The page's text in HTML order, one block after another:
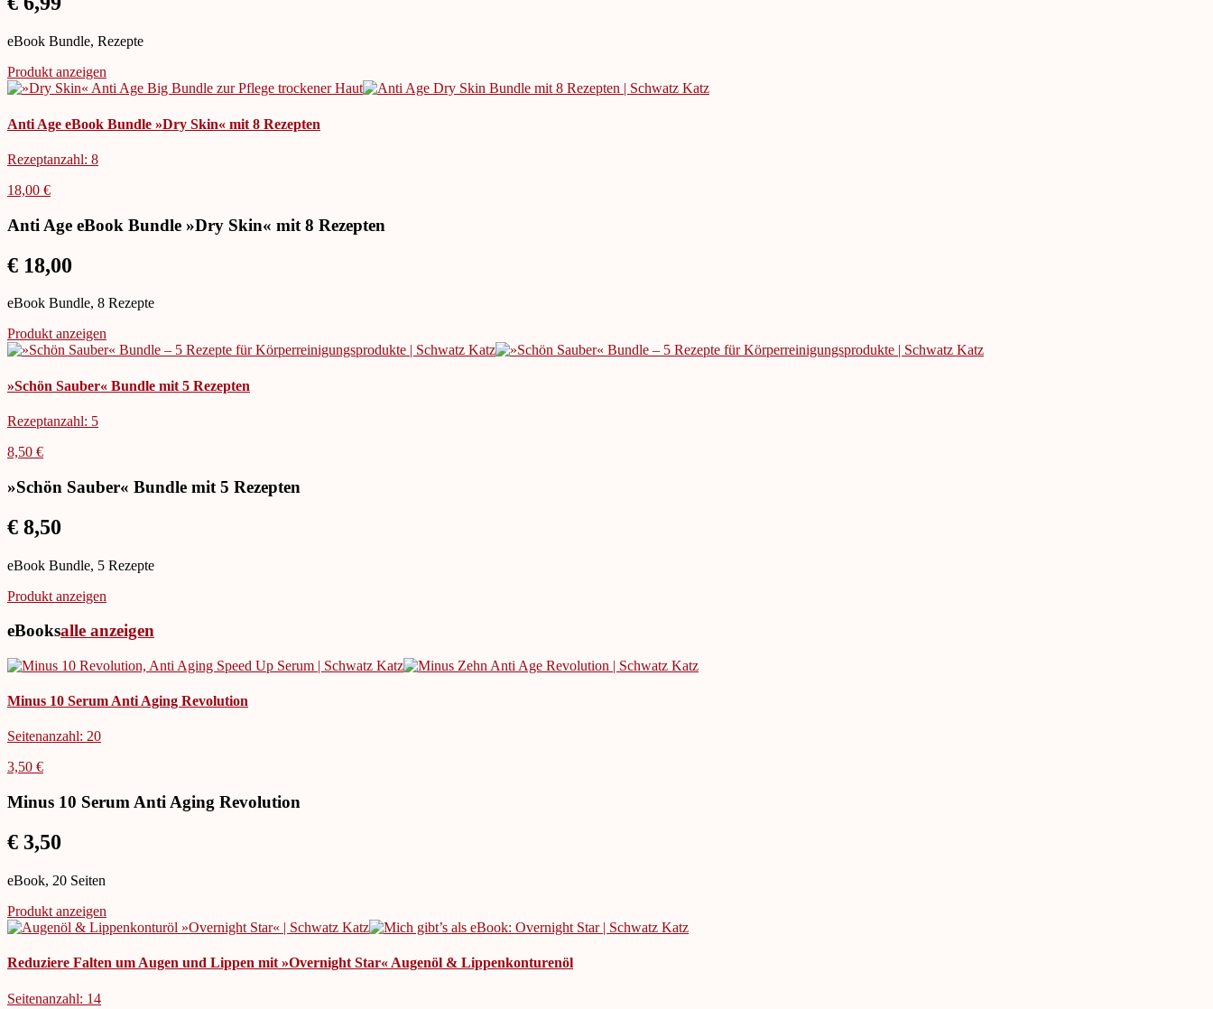
eBook Bundle, Rezepte
Produkt anzeigen
Anti Age eBook Bundle »Dry Skin« mit 8 Rezepten
Rezeptanzahl: 8
18,00 €
Anti Age eBook Bundle »Dry Skin« mit 8 Rezepten
€ 18,00
eBook Bundle, 8 Rezepte
Produkt anzeigen
»Schön Sauber« Bundle mit 5 Rezepten
Rezeptanzahl: 5
8,50 €
»Schön Sauber« Bundle mit 5 Rezepten
€ 8,50
eBook Bundle, 5 Rezepte
Produkt anzeigen
eBooksalle anzeigen
Minus 10 Serum Anti Aging Revolution
Seitenanzahl: 20
3,50 €
Minus 10 Serum Anti Aging Revolution
€ 3,50
eBook, 20 Seiten
Produkt anzeigen
Reduziere Falten um Augen und Lippen mit »Overnight Star« Augenöl & Lippenkonturenöl
Seitenanzahl: 14